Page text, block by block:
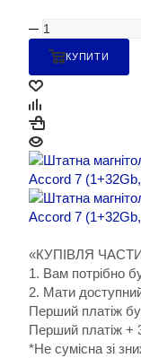
КУПИТИ
«КУПІВЛЯ
1. Вам потрібно
2. Мати
Перший платіж
Перший платіж +
*Не сумісна зі